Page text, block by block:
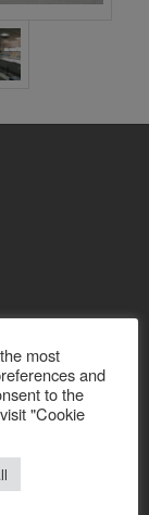
most
and
to the
"Cookie